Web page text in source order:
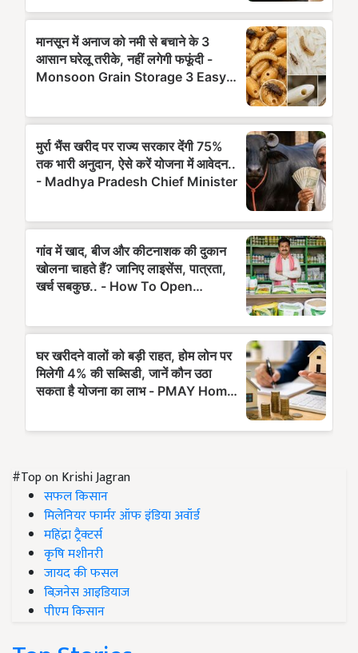
#Top on Krishi Jagran
सफल किसान
मिलेनियर फार्मर ऑफ इंडिया अवॉर्ड
महिंद्रा ट्रैक्टर्स
कृषि मशीनरी
जायद की फसल
बिज़नेस आइडियाज
पीएम किसान